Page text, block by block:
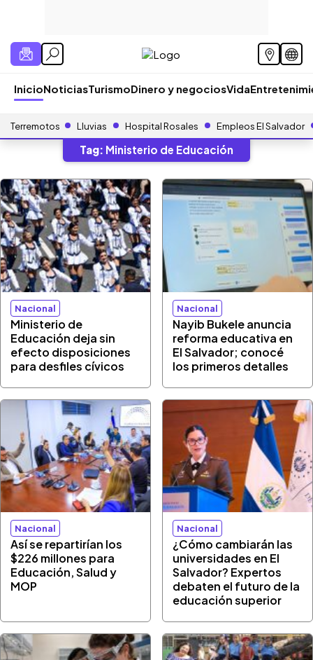
InicioNoticiasTurismoDinero y negociosVida
Terremotos Lluvias Hospital Rosales Empleos El Salvador
Tag: Ministerio de Educación
Nacional
Ministerio de
Educación deja sin
efecto disposiciones
para desfiles cívicos
Nacional
Nayib Bukele anuncia
reforma educativa en
El Salvador; conocé
los primeros detalles
Nacional
Así se repartirían los
$226 millones para
Educación, Salud y
MOP
Nacional
¿Cómo cambiarán las
universidades en El
Salvador? Expertos
debaten el futuro de la
educación superior